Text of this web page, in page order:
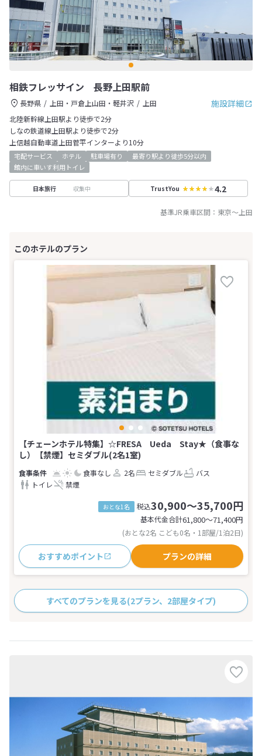
相鉄フレッサイン 長野上田駅前
施設詳細
長野県 上田・戸倉上山田・軽井沢
上田
北陸新幹線上田駅より徒歩で2分
しなの鉄道線上田駅より徒歩で2分
上信越自動車道上田菅平インターより10分
宅配サービス ホテル 駐車場有り
最寄り駅より徒歩5分以内
館内に車いす利用トイレ
日本旅行 収集中 TrustYou 4.2
基準JR乗車区間： 東京～ 上田
【チェーンホテル特集】☆FRESA Ueda Stay★（食事な
し）【禁煙】セミダブル(2名1室)
食事なし 2名 セミダブル
バス
トイレ
禁煙
おとな1名 税込30,900～35,700円
基本代金合計61,800〜71,400円
(おとな2名 こども0名・1部屋/1泊2日)
おすすめポイント プランの詳細
すべてのプランを見る(2プラン、2部屋タイプ)